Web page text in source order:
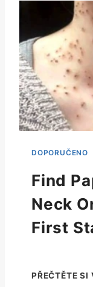
Find
Neck
First